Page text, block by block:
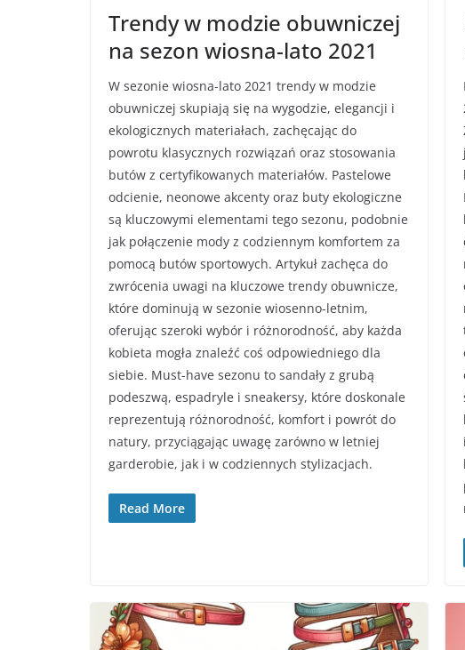
Trendy w modzie obuwniczej
na sezon wiosna-lato 2021
W sezonie wiosna-lato 2021 trendy w modzie
obuwniczej skupiają się na wygodzie, elegancji i
ekologicznych materiałach, zachęcając do
powrotu klasycznych rozwiązań oraz stosowania
butów z certyfikowanych materiałów. Pastelowe
odcienie, neonowe akcenty oraz buty ekologiczne
są kluczowymi elementami tego sezonu, podobnie
jak połączenie mody z codziennym komfortem za
pomocą butów sportowych. Artykuł zachęca do
zwrócenia uwagi na kluczowe trendy obuwnicze,
które dominują w sezonie wiosenno-letnim,
oferując szeroki wybór i różnorodność, aby każda
kobieta mogła znaleźć coś odpowiedniego dla
siebie. Must-have sezonu to sandały z grubą
podeszwą, espadryle i sneakersy, które doskonale
reprezentują różnorodność, komfort i powrót do
natury, przyciągając uwagę zarówno w letniej
garderobie, jak i w codziennych stylizacjach.
Read More